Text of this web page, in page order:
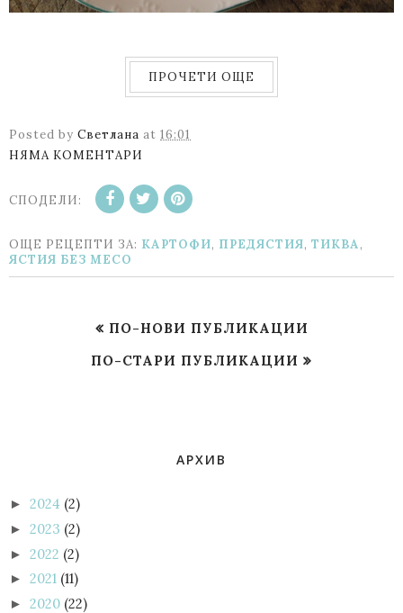
ПРОЧЕТИ ОЩЕ
Posted by Светлана at 16:01
НЯМА КОМЕНТАРИ
СПОДЕЛИ:
ОЩЕ РЕЦЕПТИ ЗА: КАРТОФИ, ПРЕДЯСТИЯ, ТИКВА,
ЯСТИЯ БЕЗ МЕСО
ПО-НОВИ ПУБЛИКАЦИИ
ПО-СТАРИ ПУБЛИКАЦИИ
АРХИВ
► 2024 (2)
► 2023 (2)
► 2022 (2)
► 2021 (11)
► 2020 (22)